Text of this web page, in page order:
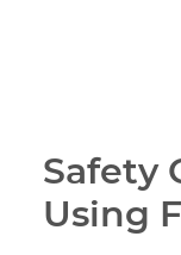
Safety
Using